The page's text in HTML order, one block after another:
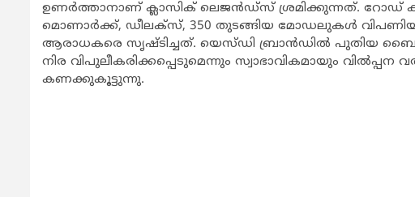
ഉണര്‍ത്താനാണ് ക്ലാസിക് ലെജന്‍ഡ്‌സ് ശ്രമിക്കുന്നത്. റോഡ്
മൊണാര്‍ക്ക്, ഡീലക്‌സ്, 350 തുടങ്ങിയ മോഡലുകള്‍
ആരാധകരെ സൃഷ്ടിച്ചത്. യെസ്ഡി ബ്രാന്‍ഡില്‍ പുതിയ
നിര വിപുലീകരിക്കപ്പെടുമെന്നും സ്വാഭാവികമായും
കണക്കുകൂട്ടുന്നു.